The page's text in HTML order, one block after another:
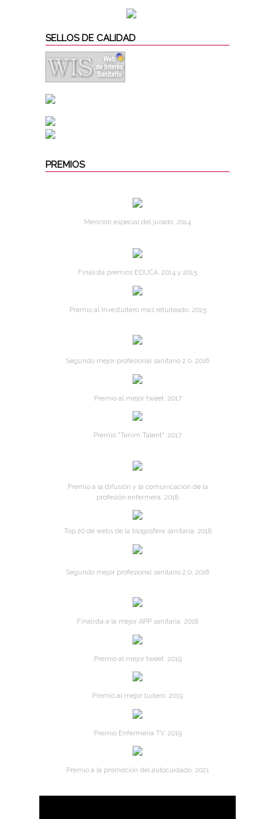
SELLOS DE CALIDAD
PREMIOS
Mención especial del jurado. 2014
Finalista premios EDUCA. 2014 y 2015
Premio al Investuitero más retuiteado. 2015
Segundo mejor profesional sanitario 2.0. 2016
Premio al mejor tweet. 2017
Premio "Tenim Talent". 2017
Premio a la difusión y la comunicación de la
profesión enfermera. 2018
Top 20 de webs de la blogosfera sanitaria. 2018
Segundo mejor profesional sanitario 2.0. 2018
Finalista a la mejor APP sanitaria. 2018
Premio al mejor tweet. 2019
Premio al mejor tuitero. 2019
Premio Enfermería TV. 2019
Premio a la promoción del autocuidado. 2021